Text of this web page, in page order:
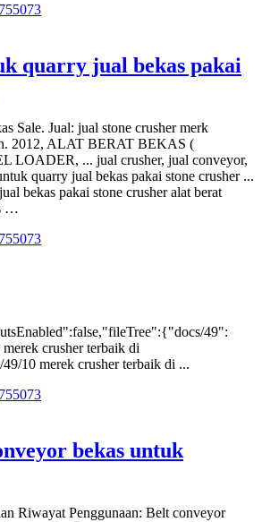
quarry jual bekas pakai
Sale. Jual: jual stone crusher merk
2012, ALAT BERAT BEKAS (
LOADER, ... jual crusher, jual conveyor,
quarry jual bekas pakai stone crusher ...
bekas pakai stone crusher alat berat
…
49":
crusher terbaik di
10 merek crusher terbaik di ...
bekas untuk
Riwayat Penggunaan: Belt conveyor